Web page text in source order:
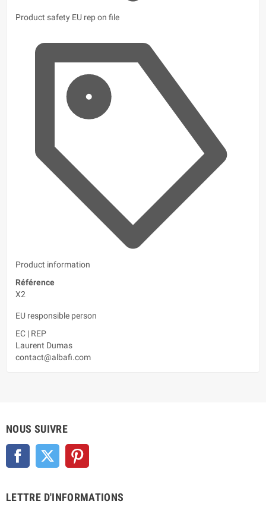
Product safety EU rep on file
Product information
Référence
X2
EU responsible person
EC | REP
Laurent Dumas
contact@albafi.com
NOUS SUIVRE
Facebook Twitter
LETTRE D'INFORMATIONS